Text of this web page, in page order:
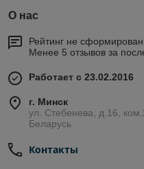
О нас
Рейтинг не сформирован
Менее 5 отзывов за
Работает с 23.02.2016
г. Минск
ул. Стебенева, д.16,
Беларусь
Контакты